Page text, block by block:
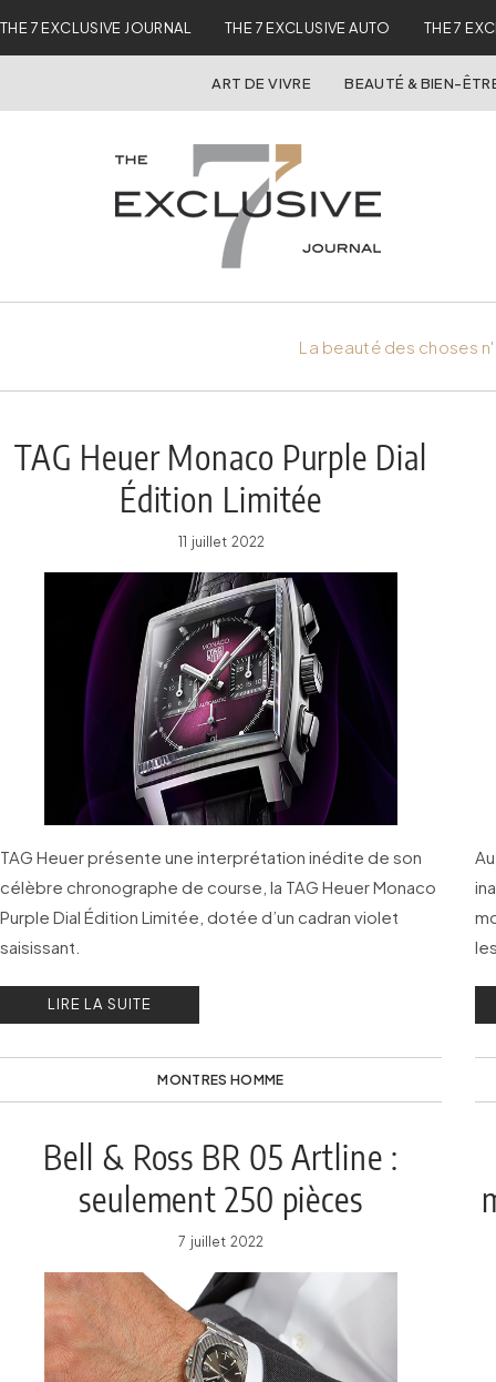
THE 7 EXCLUSIVE JOURNAL THE 7 EXCLUSIVE AUTO THE 7
ART DE VIVRE BEAUTÉ & BIEN-
La beauté des choses
TAG Heuer Monaco Purple Dial
Édition Limitée
11 juillet 2022
TAG Heuer présente une interprétation inédite de son
célèbre chronographe de course, la TAG Heuer Monaco
Purple Dial Édition Limitée, dotée d’un cadran violet
saisissant.
LIRE LA SUITE
MONTRES HOMME
Bell & Ross BR 05 Artline :
seulement 250 pièces
7 juillet 2022